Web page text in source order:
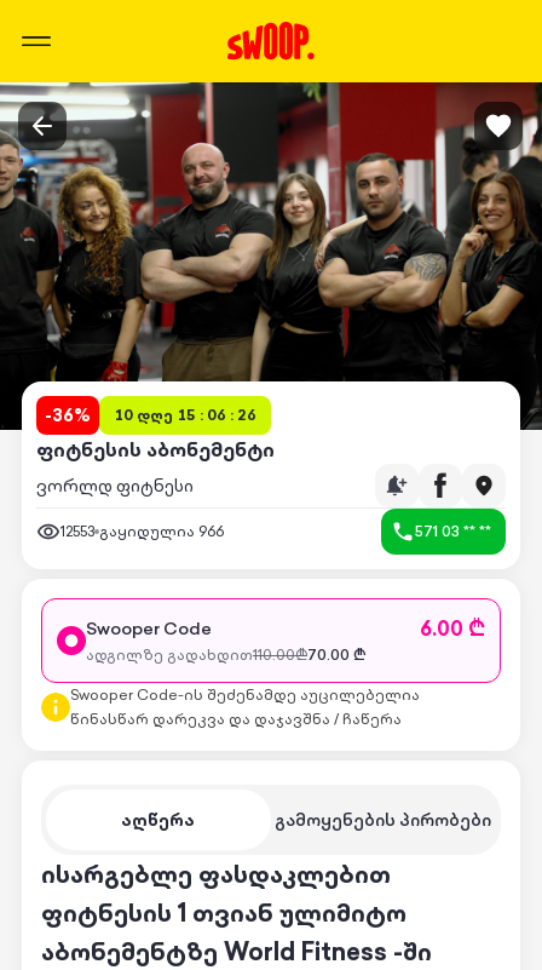
-36% 10 დღე 15 : 06 : 26
ფიტნესის აბონემენტი
ვორლდ ფიტნესი
12553 გაყიდულია 966 571 03 ** **
აღწერა გამოყენების პირობები
ისარგებლე ფასდაკლებით
ფიტნესის 1 თვიან ულიმიტო
აბონემენტზე World Fitness -ში
Swooper Code 6.00 ₾
ადგილზე გადახდით110.00₾70.00 ₾
Swooper Code-ის შეძენამდე აუცილებელია
წინასწარ დარეკვა და დაჯავშნა / ჩაწერა